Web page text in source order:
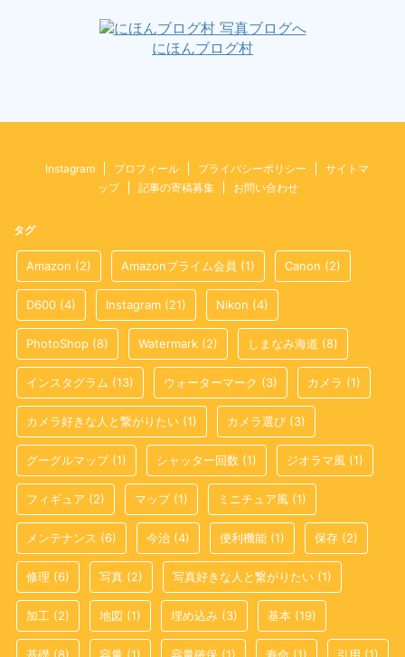
にほんブログ村
Instagram プロフィール プライバシーポリシー
サイトマ
ップ
記事の寄稿募集 お問い合わせ
タグ
Amazon (2) Amazonプライム会員 (1) Canon (2)
D600 (4) Instagram (21) Nikon (4)
PhotoShop (8) Watermark (2) しまなみ海道 (8)
インスタグラム (13) ウォーターマーク (3) カメラ (1)
カメラ好きな人と繋がりたい (1) カメラ選び (3)
グーグルマップ(1) シャッター回数 (1) ジオラマ風 (1)
フィギュア (2) マップ(1) ミニチュア風 (1)
メンテナンス (6) 今治 (4) 便利機能 (1) 保存 (2)
修理 (6) 写真 (2) 写真好きな人と繋がりたい (1)
加工 (2) 地図 (1) 埋め込み (3) 基本 (19)